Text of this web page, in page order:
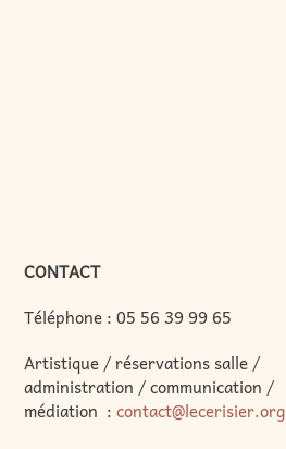
CONTACT
Téléphone : 05 56 39 99 65
Artistique / réservations salle /
administration / communication /
médiation : contact@lecerisier.org